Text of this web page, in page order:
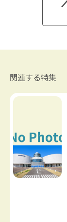
関連する特集